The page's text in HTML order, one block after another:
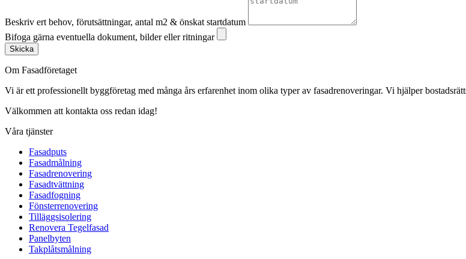
Beskriv ert behov, förutsättningar, antal m2 & önskat startdatum
Bifoga gärna eventuella dokument, bilder eller ritningar
Skicka
Om Fasadföretaget
Vi är ett professionellt byggföretag med många års erfarenhet inom olika typer av fasadrenoveringar. Vi hjälper
Välkommen att kontakta oss redan idag!
Våra tjänster
Fasadputs
Fasadmålning
Fasadrenovering
Fasadtvättning
Fasadfogning
Fönsterrenovering
Tilläggsisolering
Renovera Tegelfasad
Panelbyten
Takplåtsmålning